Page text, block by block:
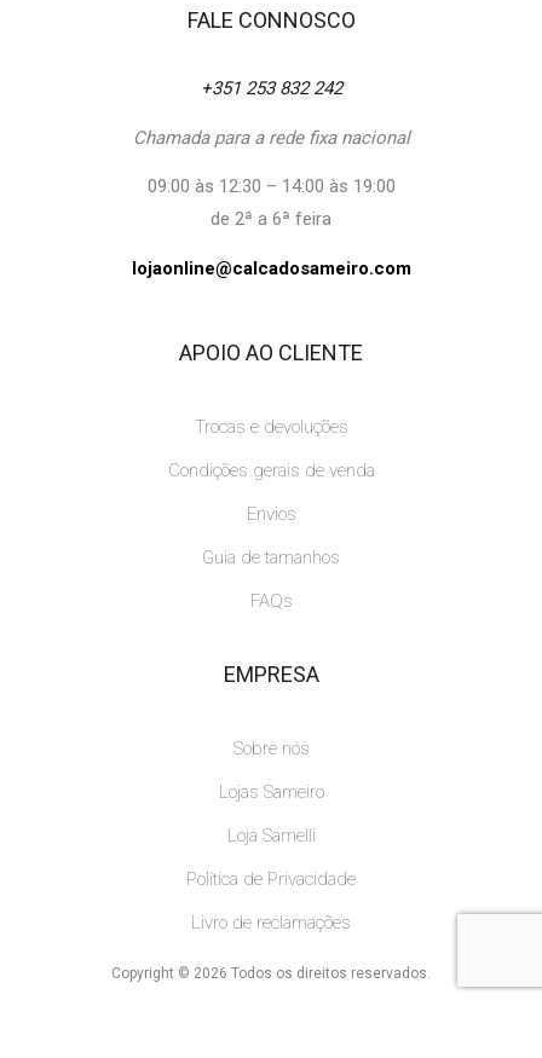
FALE CONNOSCO
+351 253 832 242
Chamada para a rede fixa nacional
09:00 às 12:30 – 14:00 às 19:00
de 2ª a 6ª feira
lojaonline@calcadosameiro.com
APOIO AO CLIENTE
Trocas e devoluções
Condições gerais de venda
Envios
Guia de tamanhos
FAQs
EMPRESA
Sobre nós
Lojas Sameiro
Loja Samelli
Política de Privacidade
Livro de reclamações
Copyright © 2026 Todos os direitos reservados.